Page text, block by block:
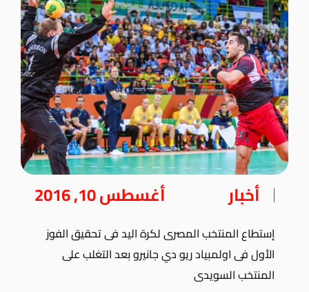
أخبار أغسطس 10, 2016
إستطاع المنتخب المصرى لكرة اليد فى تحقيق الفوز
الأول فى اولمبياد ريو دي جانيرو بعد التغلب على
المنتخب السويدى